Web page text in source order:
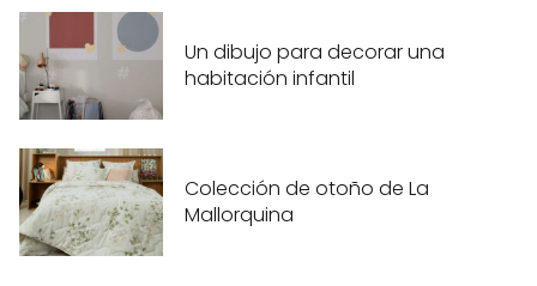
Un dibujo para decorar una
habitación infantil
Colección de otoño de La
Mallorquina